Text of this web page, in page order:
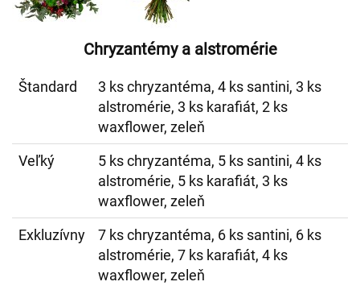
Chryzantémy a alstromérie
Štandard
3 ks chryzantéma, 4 ks santini, 3 ks
alstromérie, 3 ks karafiát, 2 ks
waxflower, zeleň
Veľký
5 ks chryzantéma, 5 ks santini, 4 ks
alstromérie, 5 ks karafiát, 3 ks
waxflower, zeleň
Exkluzívny
7 ks chryzantéma, 6 ks santini, 6 ks
alstromérie, 7 ks karafiát, 4 ks
waxflower, zeleň